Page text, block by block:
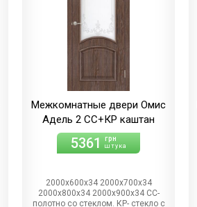
Межкомнатные двери Омис
Адель 2 СС+КР каштан
5361 грн
штука
2000х600х34 2000х700х34
2000х800х34 2000х900х34 СС-
полотно со стеклом. КР- стекло с